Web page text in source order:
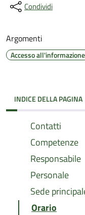
Condividi
Argomenti
Accesso all'informazione
INDICE DELLA PAGINA
Contatti
Competenze
Responsabile
Personale
Sede
Orario